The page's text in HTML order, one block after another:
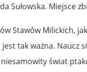
Sułowska. Miejsce
Stawów Milickich,
tak ważna. Naucz
świat